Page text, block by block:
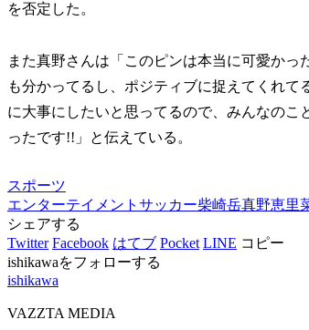
を否定した。
また真野さんは「このピンは本当に可愛か
も分かってるし、ポジティブに捉えてくれ
に大事にしたいと思ってるので、みんなの
ったです!!」と伝えている。
スポーツ
エンターテイメント サッカー柴崎岳真野恵里
シェアする
Twitter Facebook はてブ Pocket LINE コピー
ishikawaをフォローする
ishikawa
VAZZTA MEDIA